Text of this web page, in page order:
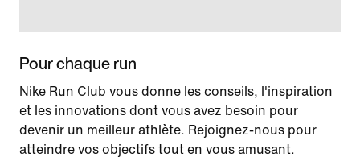
Pour chaque run
Nike Run Club vous donne les conseils, l'inspiration
et les innovations dont vous avez besoin pour
devenir un meilleur athlète. Rejoignez-nous pour
atteindre vos objectifs tout en vous amusant.